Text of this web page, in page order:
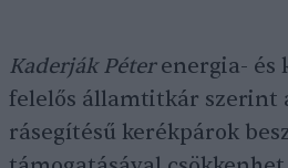
Kaderják Péterenergia- és
felelős államtitkár szerint
rásegítésű kerékpárok